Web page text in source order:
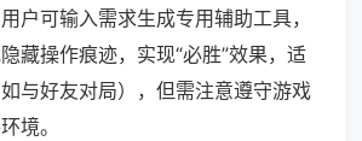
户可输入需求生成专用辅助工具，
藏操作痕迹，实现“必胜”效果，适
与好友对局），但需注意遵守游戏
境。